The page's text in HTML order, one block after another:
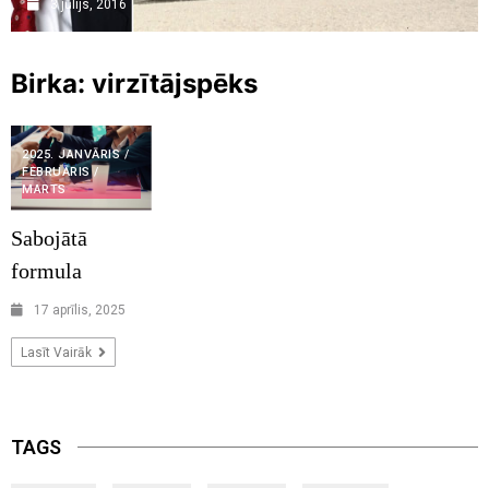
3 jūlijs, 2016
Birka: virzītājspēks
2025. JANVĀRIS /
FEBRUĀRIS /
MARTS
Sabojātā
formula
17 aprīlis, 2025
Lasīt Vairāk
TAGS